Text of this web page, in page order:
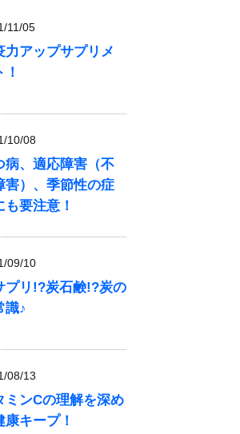
11/05
力アップサプリメ
10/08
病、適応障害（不
害）、季節性の症
も要注意！
09/10
プリ!?炭石鹸!?炭の
識♪
08/13
ミンCの理解を深め
康キープ！